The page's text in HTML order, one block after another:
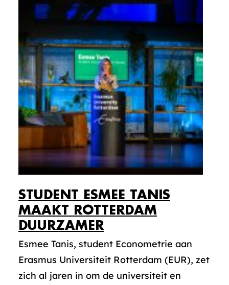
STUDENT ESMEE TANIS
MAAKT ROTTERDAM
DUURZAMER
Esmee Tanis, student Econometrie aan
Erasmus Universiteit Rotterdam (EUR), zet
zich al jaren in om de universiteit en